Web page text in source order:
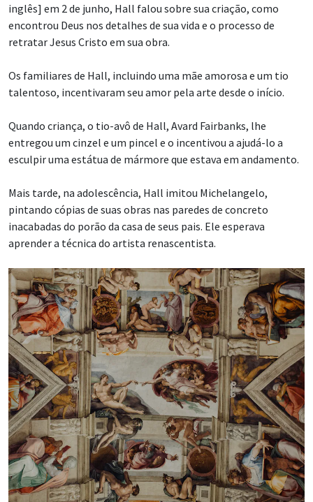
inglês] em 2 de junho, Hall falou sobre sua criação, como
encontrou Deus nos detalhes de sua vida e o processo de
retratar Jesus Cristo em sua obra.
Os familiares de Hall, incluindo uma mãe amorosa e um tio
talentoso, incentivaram seu amor pela arte desde o início.
Quando criança, o tio-avô de Hall, Avard Fairbanks, lhe
entregou um cinzel e um pincel e o incentivou a ajudá-lo a
esculpir uma estátua de mármore que estava em andamento.
Mais tarde, na adolescência, Hall imitou Michelangelo,
pintando cópias de suas obras nas paredes de concreto
inacabadas do porão da casa de seus pais. Ele esperava
aprender a técnica do artista renascentista.